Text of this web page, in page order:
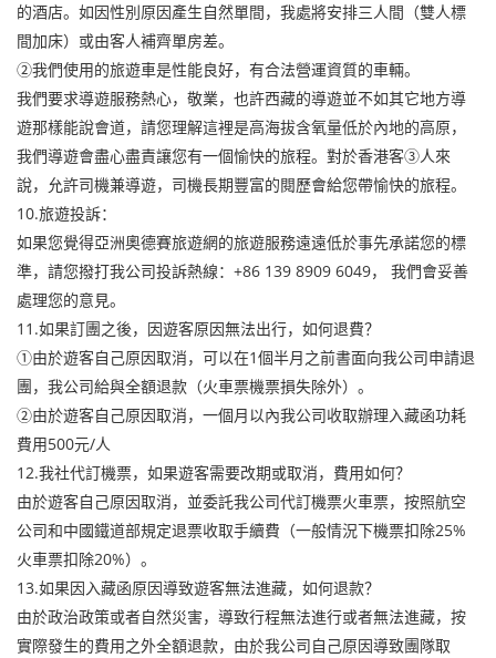
的酒店。如因性別原因產生自然單間，我處將安排三人間（雙人標
間加床）或由客人補齊單房差。
②我們使用的旅遊車是性能良好，有合法營運資質的車輛。
我們要求導遊服務熱心，敬業，也許西藏的導遊並不如其它地方導
遊那樣能說會道，請您理解這裡是高海拔含氧量低於內地的高原，
我們導遊會盡心盡責讓您有一個愉快的旅程。對於香港客③人來
說，允許司機兼導遊，司機長期豐富的閱歷會給您帶愉快的旅程。
10.旅遊投訴：
如果您覺得亞洲奧德賽旅遊網的旅遊服務遠遠低於事先承諾您的標
準，請您撥打我公司投訴熱線：+86 139 8909 6049， 我們會妥善
處理您的意見。
11.如果訂團之後，因遊客原因無法出行，如何退費？
①由於遊客自己原因取消，可以在1個半月之前書面向我公司申請退
團，我公司給與全額退款（火車票機票損失除外）。
②由於遊客自己原因取消，一個月以內我公司收取辦理入藏函功耗
費用500元/人
12.我社代訂機票，如果遊客需要改期或取消，費用如何？
由於遊客自己原因取消，並委託我公司代訂機票火車票，按照航空
公司和中國鐵道部規定退票收取手續費（一般情況下機票扣除25%
火車票扣除20%）。
13.如果因入藏函原因導致遊客無法進藏，如何退款？
由於政治政策或者自然災害，導致行程無法進行或者無法進藏，按
實際發生的費用之外全額退款，由於我公司自己原因導致團隊取